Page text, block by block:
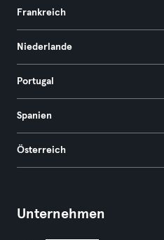
Frankreich
Niederlande
Portugal
Spanien
Österreich
Unternehmen